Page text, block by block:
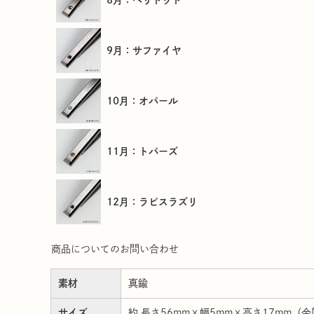
9月：サファイヤ
10月：オパール
11月：トパーズ
12月：ラピスラズリ
商品についてのお問い合わせ
素材 真鍮